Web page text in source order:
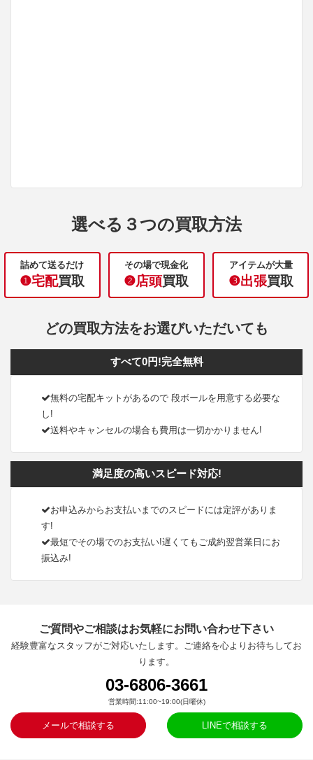
選べる３つの買取方法
詰めて送るだけ
❶宅配買取
その場で現金化
❷店頭買取
アイテムが大量
❸出張買取
どの買取方法をお選びいただいても
すべて0円!完全無料
無料の宅配キットがあるので 段ボールを用意する必要な
し!
送料やキャンセルの場合も費用は一切かかりません!
満足度の高いスピード対応!
お申込みからお支払いまでのスピードには定評がありま
す!
最短でその場でのお支払い!遅くてもご成約翌営業日にお
振込み!
ご質問やご相談はお気軽にお問い合わせ下さい
経験豊富なスタッフがご対応いたします。ご連絡を心よりお待ちしてお
ります。
03-6806-3661
営業時間:11:00~19:00(日曜休)
メールで相談する LINEで相談する